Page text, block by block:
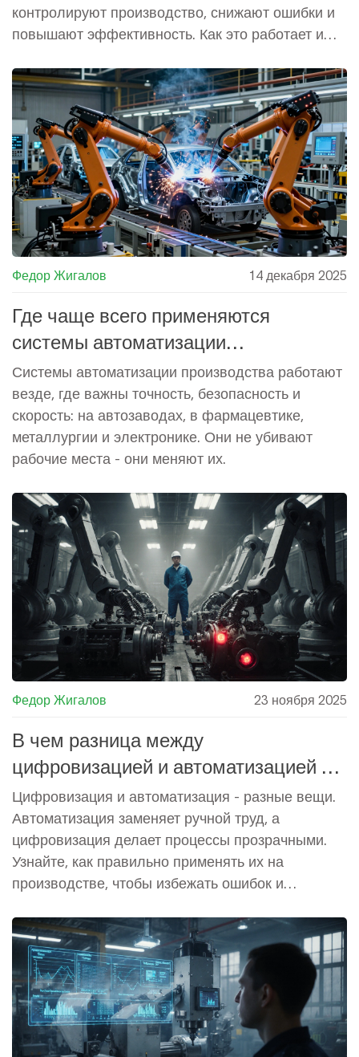
контролируют производство, снижают ошибки и
повышают эффективность. Как это работает и
Федор Жигалов 14 декабря 2025
Где чаще всего применяются
системы автоматизации
производства?
Системы автоматизации производства работают
везде, где важны точность, безопасность и
скорость: на автозаводах, в фармацевтике,
металлургии и электронике. Они не убивают
рабочие места - они меняют их.
Федор Жигалов 23 ноября 2025
В чем разница между
цифровизацией и автоматизацией в
производстве
Цифровизация и автоматизация - разные вещи.
Автоматизация заменяет ручной труд, а
цифровизация делает процессы прозрачными.
Узнайте, как правильно применять их на
производстве, чтобы избежать ошибок и